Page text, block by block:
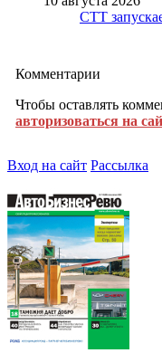
СТТ
Комментарии
Чтобы оставлять
авторизоваться на
Вход на сайт Рассылка